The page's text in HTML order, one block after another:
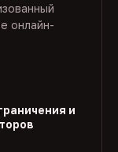
онлайн-
и